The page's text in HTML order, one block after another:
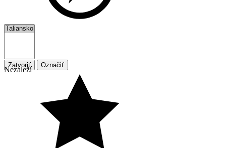
Zatvoriť Označiť
Nezáleží